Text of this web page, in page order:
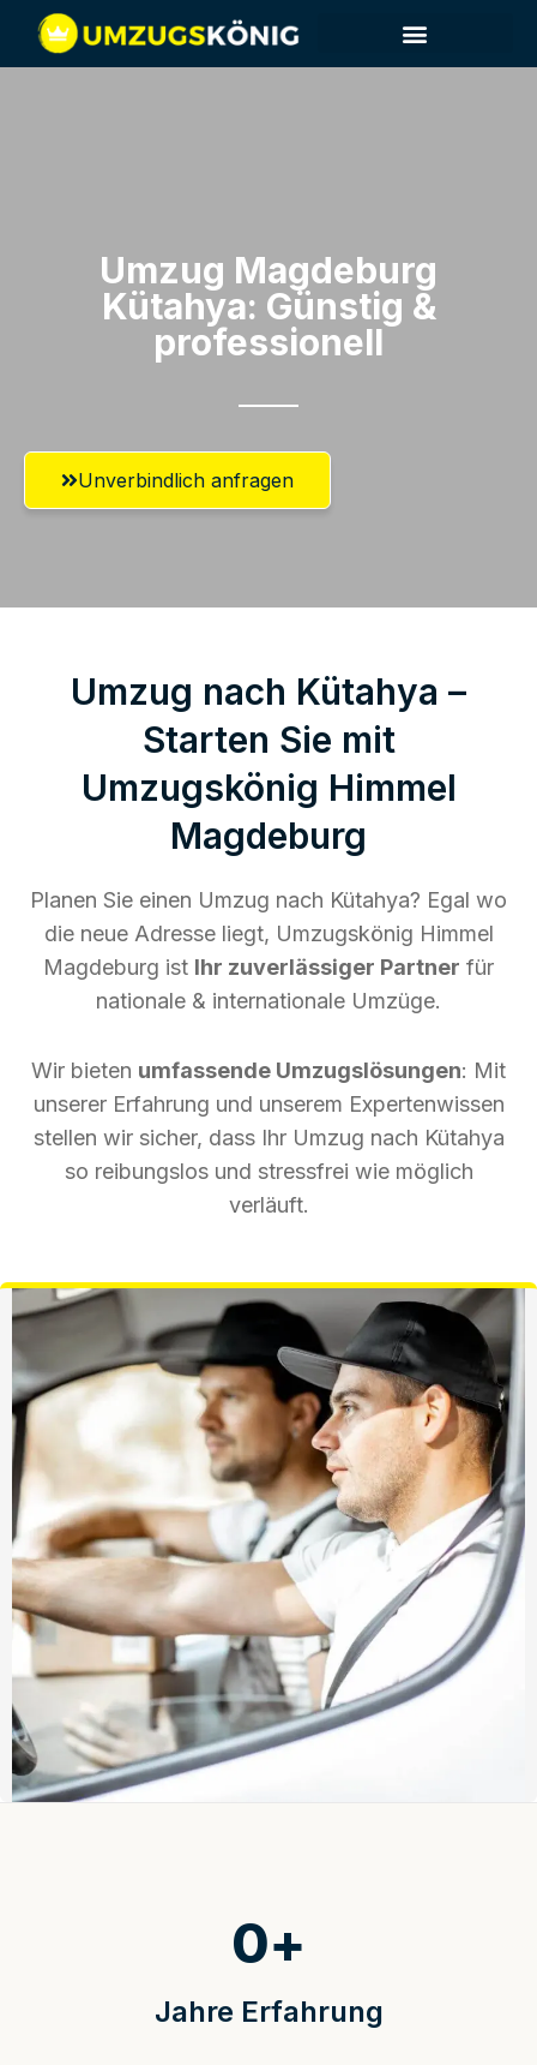
Umzug Magdeburg​
Kütahya: Günstig &
professionell​
Unverbindlich anfragen
Umzug nach Kütahya –
Starten Sie mit
Umzugskönig Himmel
Magdeburg
Planen Sie einen Umzug nach Kütahya? Egal wo
die neue Adresse liegt, Umzugskönig Himmel
Magdeburg ist Ihr zuverlässiger Partner für
nationale & internationale Umzüge.
Wir bieten umfassende Umzugslösungen: Mit
unserer Erfahrung und unserem Expertenwissen
stellen wir sicher, dass Ihr Umzug nach Kütahya
so reibungslos und stressfrei wie möglich
verläuft.
Jahre Erfahrung
0+